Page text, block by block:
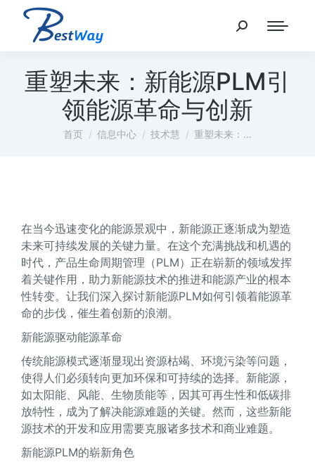
重塑未来：新能源PLM引
领能源革命与创新
您在这里：
首页 信息中心 技术慧 重塑未来：…
在当今迅速变化的能源景观中，新能源正逐渐成为塑造
未来可持续发展的关键力量。在这个充满挑战和机遇的
时代，产品生命周期管理（PLM）正在崭新的领域发挥
着关键作用，助力新能源技术的推进和能源产业的根本
性转变。让我们深入探讨新能源PLM如何引领着能源革
命的步伐，催生着创新的浪潮。
新能源驱动能源革命
传统能源模式逐渐显现出资源枯竭、环境污染等问题，
使得人们必须转向更加环保和可持续的选择。新能源，
如太阳能、风能、生物质能等，因其可再生性和低碳排
放特性，成为了解决能源难题的关键。然而，这些新能
源技术的开发和应用需要克服诸多技术和商业难题。
新能源PLM的崭新角色